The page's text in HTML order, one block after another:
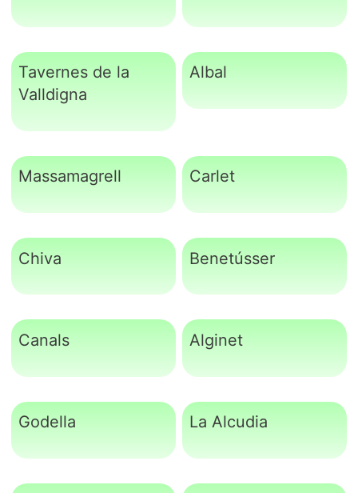
Tavernes de la
Valldigna
Albal
Massamagrell Carlet
Chiva Benetússer
Canals Alginet
Godella La Alcudia